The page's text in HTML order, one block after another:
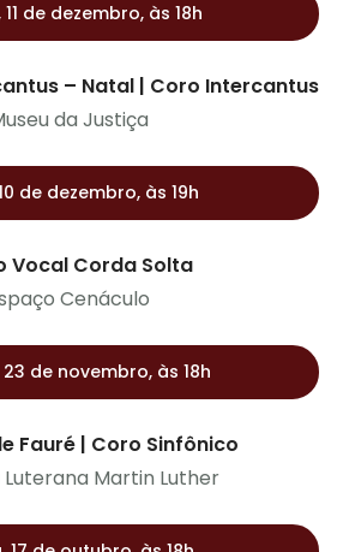
de dezembro, às 18h
– Natal | Coro Intercantus
da Justiça
de dezembro, às 19h
Vocal Corda Solta
Cenáculo
de novembro, às 18h
Fauré | Coro Sinfônico
Luterana Martin Luther